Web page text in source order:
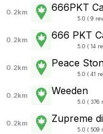
0.2km 666PKT
5.0 ( 9
0.2km 666 PKT
5.0 ( 14
0.2km Peace
5.0 ( 41
0.2km Weeden
5.0 ( 376
0.2km Zupreme
5.0 ( 509